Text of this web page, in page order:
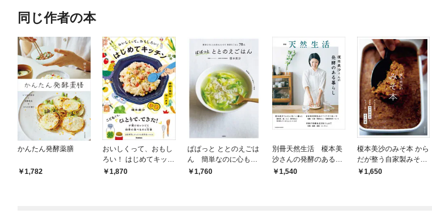
同じ作者の本
かんたん発酵薬膳
1,782
おいしくって、おもし
ろい！ はじめてキッチ
ン 季節の食材も学べま
1,870
ぱぱっと ととのえごは
ん 簡単なのに心も体
もととのう季節のごは
1,760
別冊天然生活 榎本美
沙さんの発酵のある暮
らし1,540
榎本美沙のみそ本 から
だが整う自家製みそ仕
込みとちょっと新しい
1,650